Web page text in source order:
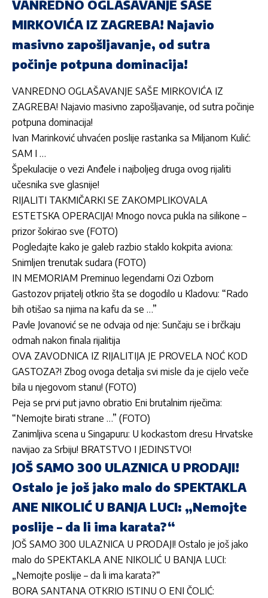
VANREDNO OGLAŠAVANJE SAŠE
MIRKOVIĆA IZ ZAGREBA! Najavio
masivno zapošljavanje, od sutra
počinje potpuna dominacija!
VANREDNO OGLAŠAVANJE SAŠE MIRKOVIĆA IZ
ZAGREBA! Najavio masivno zapošljavanje, od sutra počinje
potpuna dominacija!
Ivan Marinković uhvaćen poslije rastanka sa Miljanom Kulić:
SAM I …
Špekulacije o vezi Anđele i najboljeg druga ovog rijaliti
učesnika sve glasnije!
RIJALITI TAKMIČARKI SE ZAKOMPLIKOVALA
ESTETSKA OPERACIJA! Mnogo novca pukla na silikone –
prizor šokirao sve (FOTO)
Pogledajte kako je galeb razbio staklo kokpita aviona:
Snimljen trenutak sudara (FOTO)
IN MEMORIAM Preminuo legendarni Ozi Ozborn
Gastozov prijatelj otkrio šta se dogodilo u Kladovu: “Rado
bih otišao sa njima na kafu da se …”
Pavle Jovanović se ne odvaja od nje: Sunčaju se i brčkaju
odmah nakon finala rijalitija
OVA ZAVODNICA IZ RIJALITIJA JE PROVELA NOĆ KOD
GASTOZA?! Zbog ovoga detalja svi misle da je cijelo veče
bila u njegovom stanu! (FOTO)
Peja se prvi put javno obratio Eni brutalnim riječima:
“Nemojte birati strane …” (FOTO)
Zanimljiva scena u Singapuru: U kockastom dresu Hrvatske
navijao za Srbiju! BRATSTVO I JEDINSTVO!
JOŠ SAMO 300 ULAZNICA U PRODAJI!
Ostalo je još jako malo do SPEKTAKLA
ANE NIKOLIĆ U BANJA LUCI: „Nemojte
poslije – da li ima karata?“
JOŠ SAMO 300 ULAZNICA U PRODAJI! Ostalo je još jako
malo do SPEKTAKLA ANE NIKOLIĆ U BANJA LUCI:
„Nemojte poslije – da li ima karata?“
BORA SANTANA OTKRIO ISTINU O ENI ČOLIĆ: